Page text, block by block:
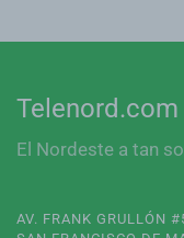
Telenord.com
El Nordeste a tan
AV. FRANK GRULLÓN